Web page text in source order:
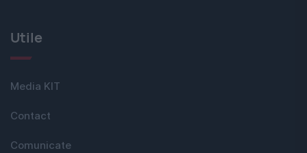
Utile
Media KIT
Contact
Comunicate